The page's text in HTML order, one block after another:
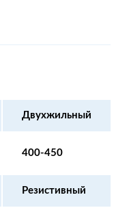
Двухжильный
400-450
Резистивный